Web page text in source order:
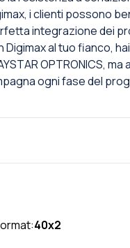
i clienti possono
integrazione dei
al tuo fianco,
OPTRONICS, ma
ogni fase del
40x2